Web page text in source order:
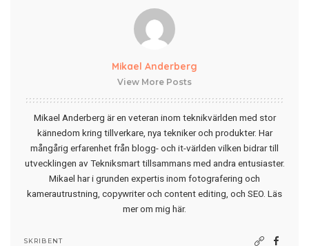
Mikael Anderberg
View More Posts
Mikael Anderberg är en veteran inom teknikvärlden med stor
kännedom kring tillverkare, nya tekniker och produkter. Har
mångårig erfarenhet från blogg- och it-världen vilken bidrar till
utvecklingen av Tekniksmart tillsammans med andra entusiaster.
Mikael har i grunden expertis inom fotografering och
kamerautrustning, copywriter och content editing, och SEO. Läs
mer om mig här.
SKRIBENT